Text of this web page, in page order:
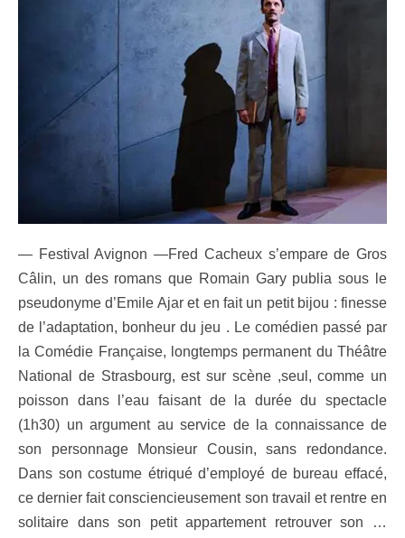
— Festival Avignon —Fred Cacheux s’empare de Gros
Câlin, un des romans que Romain Gary publia sous le
pseudonyme d’Emile Ajar et en fait un petit bijou : finesse
de l’adaptation, bonheur du jeu . Le comédien passé par
la Comédie Française, longtemps permanent du Théâtre
National de Strasbourg, est sur scène ,seul, comme un
poisson dans l’eau faisant de la durée du spectacle
(1h30) un argument au service de la connaissance de
son personnage Monsieur Cousin, sans redondance.
Dans son costume étriqué d’employé de bureau effacé,
ce dernier fait consciencieusement son travail et rentre en
solitaire dans son petit appartement retrouver son …